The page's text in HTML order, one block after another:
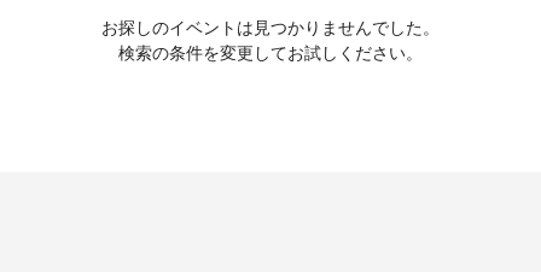
お探しのイベントは見つかりませんでした。
検索の条件を変更してお試しください。